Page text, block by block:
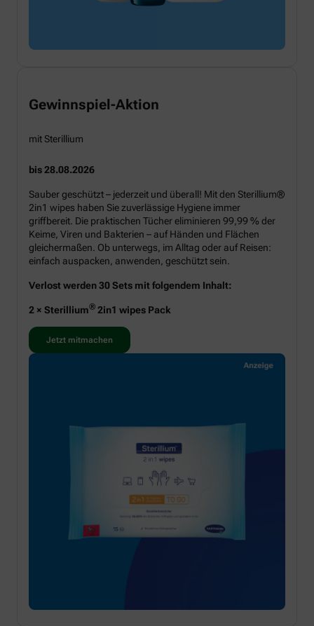
Gewinnspiel-Aktion
mit Sterillium
bis 28.08.2026
Sauber geschützt – jederzeit und überall! Mit den Sterillium®
2in1 wipes haben Sie zuverlässige Hygiene immer
griffbereit. Die praktischen Tücher eliminieren 99,99 % der
Keime, Viren und Bakterien – auf Händen und Flächen
gleichermaßen. Ob unterwegs, im Alltag oder auf Reisen:
einfach auspacken, anwenden, geschützt sein.
Verlost werden 30 Sets mit folgendem Inhalt:
2 × Sterillium® 2in1 wipes Pack
Jetzt mitmachen